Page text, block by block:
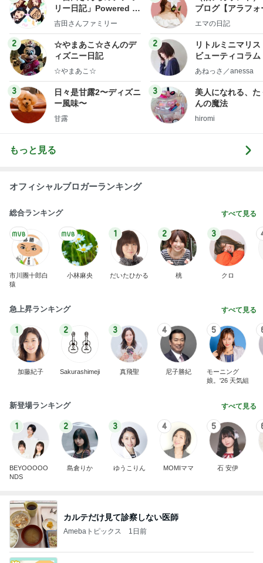
リー日記」Powered b
y Ameba 吉田さんファ
ログ
吉田さんファミリー
2
☆やまあこ☆さんのデ
ィズニー日記
☆やまあこ☆
3
日々是甘露2〜ディズニ
ー風味〜
甘露
ブログ【アラフォ
社売却セカンドラ
エマの日記
2
リトルミニマリス
ビューティコラ
little
あねっさ／anessa
3
美人になれる、た
んの魔法
hiromi
もっと見る
オフィシャルブロガーランキング
総合ランキング すべて見る
市川團十郎白
猿
小林麻央
1
だいたひかる
2
桃
3
クロ
急上昇ランキング すべて見る
1
加藤紀子
2
Sakurashimeji
3
真飛聖
4
尼子勝紀
5
モーニング
娘。'26 天気組
新登場ランキング すべて見る
1
BEYOOOOO
NDS
2
島倉りか
3
ゆうこりん
4
MOMIママ
5
石 安伊
カルテだけ見て診察しない医師
Amebaトピックス 1日前